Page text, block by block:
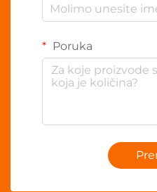
Poruka